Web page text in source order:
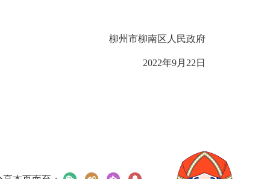
柳州市柳南区人民政府
2022年9月 22 日